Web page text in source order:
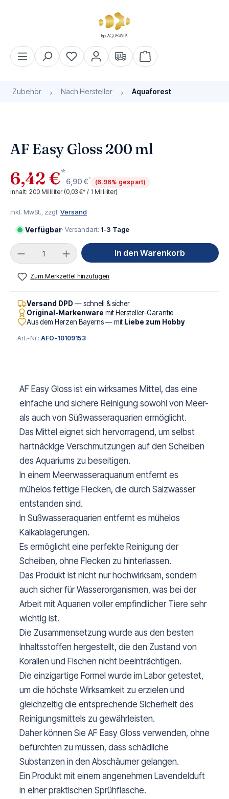
Warenkorb enthält 0
Zubehör Nach Hersteller Aquaforest
AF Easy Gloss 200 ml
6,42 €*
6,90 €*
(6.96% gespart)
Inhalt: 200 Milliliter (0,03 €* / 1 Milliliter)
inkl. MwSt., zzgl. Versand
Verfügbar· Versandart: 1-3 Tage
Produkt Anzahl: Gib den gewünschten Wert
In den Warenkorb
Zum Merkzettel hinzufügen
Versand DPD — schnell & sicher
Original-Markenware mit Hersteller-Garantie
Aus dem Herzen Bayerns — mit Liebe zum Hobby
Art.-Nr.:AFO-10109153
AF Easy Gloss ist ein wirksames Mittel, das eine
einfache und sichere Reinigung sowohl von Meer-
als auch von Süßwasseraquarien ermöglicht.
Das Mittel eignet sich hervorragend, um selbst
hartnäckige Verschmutzungen auf den Scheiben
des Aquariums zu beseitigen.
In einem Meerwasseraquarium entfernt es
mühelos fettige Flecken, die durch Salzwasser
entstanden sind.
In Süßwasseraquarien entfernt es mühelos
Kalkablagerungen.
Es ermöglicht eine perfekte Reinigung der
Scheiben, ohne Flecken zu hinterlassen.
Das Produkt ist nicht nur hochwirksam, sondern
auch sicher für Wasserorganismen, was bei der
Arbeit mit Aquarien voller empfindlicher Tiere sehr
wichtig ist.
Die Zusammensetzung wurde aus den besten
Inhaltsstoffen hergestellt, die den Zustand von
Korallen und Fischen nicht beeinträchtigen.
Die einzigartige Formel wurde im Labor getestet,
um die höchste Wirksamkeit zu erzielen und
gleichzeitig die entsprechende Sicherheit des
Reinigungsmittels zu gewährleisten.
Daher können Sie AF Easy Gloss verwenden, ohne
befürchten zu müssen, dass schädliche
Substanzen in den Abschäumer gelangen.
Ein Produkt mit einem angenehmen Lavendelduft
in einer praktischen Sprühflasche.